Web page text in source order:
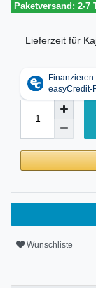
Paketversand: 2-7
Lieferzeit für
Wunschliste